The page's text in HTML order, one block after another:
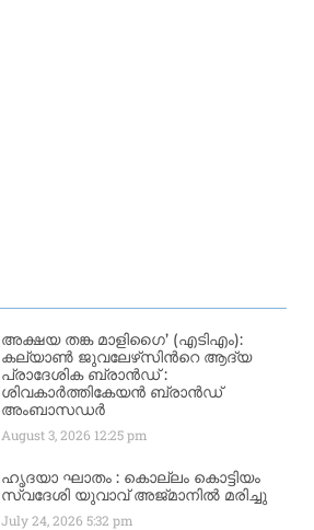
അക്ഷയ തങ്ക മാളിഗൈ’ (എടിഎം):
കല്യാണ്‍ ജുവലേഴ്‌സിന്‍റെ ആദ്യ
പ്രാദേശിക ബ്രാന്‍ഡ് :
ശിവകാര്‍ത്തികേയന്‍ ബ്രാന്‍ഡ്
അംബാസഡര്‍
August 3, 2026 12:25 pm
ഹൃദയാ ഘാതം : കൊല്ലം കൊട്ടിയം
സ്വദേശി യുവാവ് അജ്മാനിൽ മരിച്ചു
July 24, 20265:32 pm